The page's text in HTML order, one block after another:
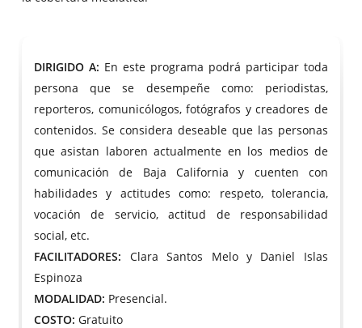
DIRIGIDO A: En este programa podrá participar toda
persona que se desempeñe como: periodistas,
reporteros, comunicólogos, fotógrafos y creadores de
contenidos. Se considera deseable que las personas
que asistan laboren actualmente en los medios de
comunicación de Baja California y cuenten con
habilidades y actitudes como: respeto, tolerancia,
vocación de servicio, actitud de responsabilidad
social, etc.
FACILITADORES: Clara Santos Melo y Daniel Islas
Espinoza
MODALIDAD: Presencial.
COSTO: Gratuito